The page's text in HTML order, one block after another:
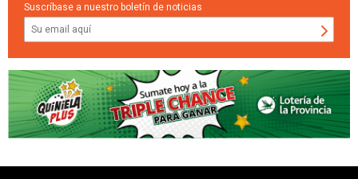
Suscríbase a nuestro boletín de noticias